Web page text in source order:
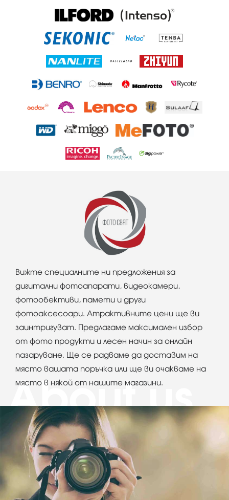
Вижте специалните ни предложения за
дигитални фотоапарати, видеокамери,
фотообективи, памети и други
фотоаксесоари. Атрактивните цени ще ви
заинтригуват. Предлагаме максимален избор
от фото продукти и лесен начин за онлайн
пазаруване. Ще се радваме да доставим на
място вашата поръчка или ще ви очакваме на
място в някой от нашите магазини.